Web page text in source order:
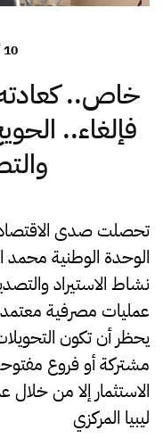
10 أبريل 2025
خاص.. كعادته
فإلغاء..
تحصلت صدى
الوحدة الوطنية محمد
نشاط الاستيراد
عمليات مصرفية
يحظر أن تكون
مشتركة أو فروع
الاستثمار إلا من
ليبيا المركزي